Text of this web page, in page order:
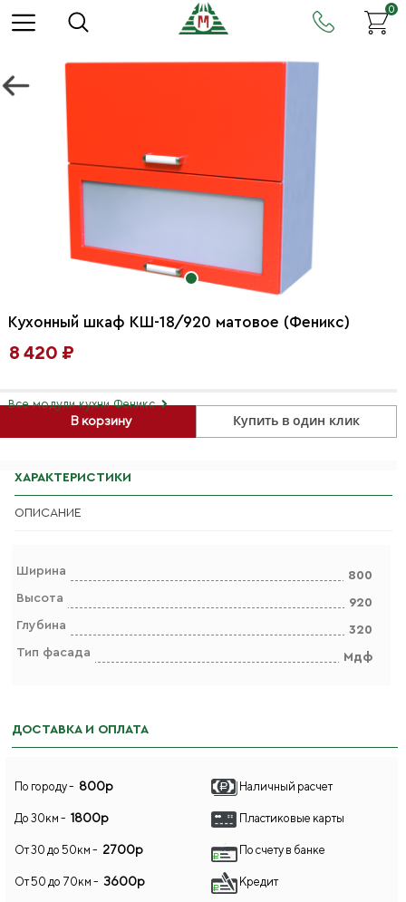
0
Кухонный шкаф КШ-18/920 матовое (Феникс)
8 420 ₽
В корзину Купить в один клик
Все модули кухни Феникс
ХАРАКТЕРИСТИКИ
ОПИСАНИЕ
Ширина
800
Высота
920
Глубина
320
Тип фасада
Мдф
ДОСТАВКА И ОПЛАТА
По городу - 800р
До 30км - 1800р
От 30 до 50км - 2700р
От 50 до 70км - 3600р
Наличный расчет
Пластиковые карты
По счету в банке
Кредит